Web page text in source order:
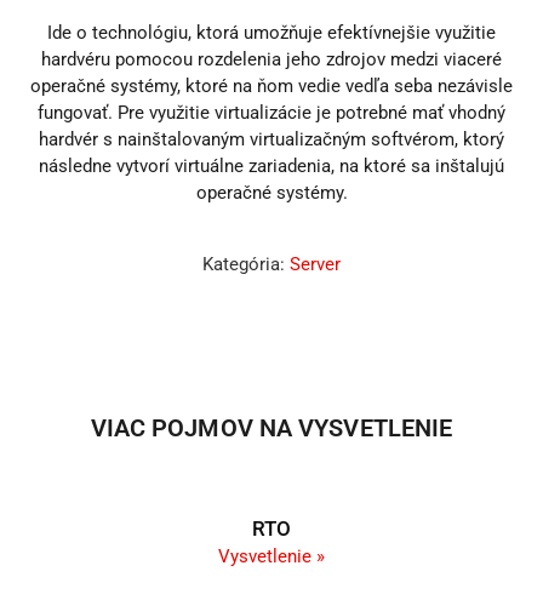
Ide o technológiu, ktorá umožňuje efektívnejšie využitie
hardvéru pomocou rozdelenia jeho zdrojov medzi viaceré
operačné systémy, ktoré na ňom vedie vedľa seba nezávisle
fungovať. Pre využitie virtualizácie je potrebné mať vhodný
hardvér s nainštalovaným virtualizačným softvérom, ktorý
následne vytvorí virtuálne zariadenia, na ktoré sa inštalujú
operačné systémy.
Kategória: Server
VIAC POJMOV NA VYSVETLENIE
RTO
Vysvetlenie »